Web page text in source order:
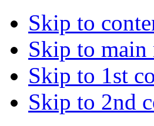
Skip to
Skip to main
Skip to 1st
Skip to 2nd